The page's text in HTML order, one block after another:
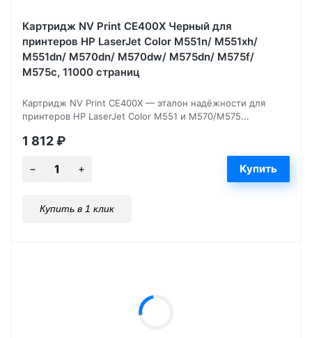
Картридж NV Print CE400X Черный для
принтеров HP LaserJet Color M551n/ M551xh/
M551dn/ M570dn/ M570dw/ M575dn/ M575f/
M575c, 11000 страниц
Картридж NV Print CE400X — эталон надёжности для
принтеров HP LaserJet Color M551 и M570/M575...
1 812₽
Купить в 1 клик